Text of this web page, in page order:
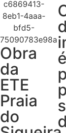
Obra
da
ETE
Praia
do
é